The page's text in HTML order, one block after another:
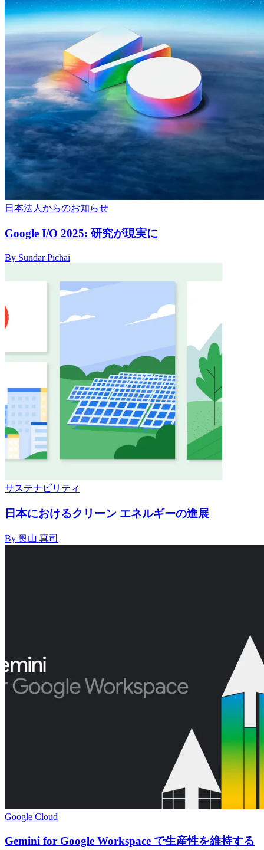
日本法人からのお知らせ
Google I/O 2025: 研究が現実に
By Sundar Pichai
サステナビリティ
日本におけるクリーン エネルギーの進展
By 奥山 真司
Google Cloud
Gemini for Google Workspace で生産性を維持する